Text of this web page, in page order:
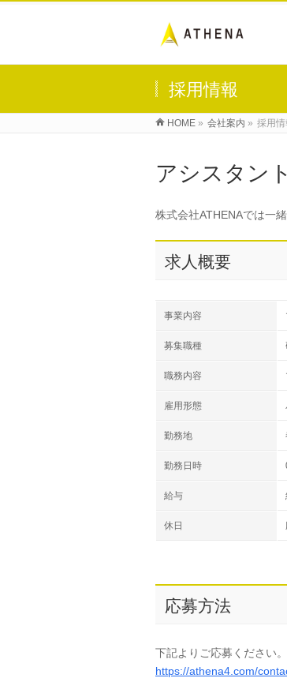
採用情報
HOME » 会社案内 » 採用情
アシスタン
株式会社ATHENAでは一
求人概要
事業内容
募集職種
職務内容
雇用形態
勤務地
勤務日時
給与
休日
応募方法
下記よりご応募ください。
https://athena4.com/